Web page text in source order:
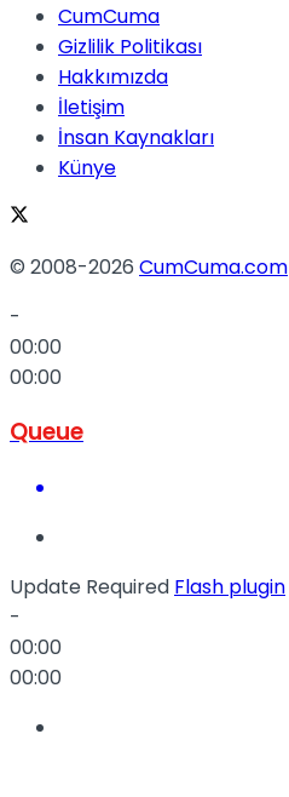
CumCuma
Gizlilik Politikası
Hakkımızda
İletişim
İnsan Kaynakları
Künye
© 2008-2026 CumCuma.com
-
00:00
00:00
Queue
Update Required Flash plugin
-
00:00
00:00